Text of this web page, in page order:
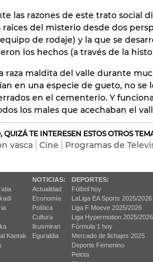
las razones de este trato social
raíces del misterio desde dos
de rodaje) y la que se
los hechos (a través de la
raza maldita del valle durante
en una especie de gueto, no se
en el cementerio. Y
los males que acechaban el
QUIZÁ TE INTERESEN ESTOS OTROS
vasca Cine Programas de
Kantak
NOTICIAS:
Actualidad
Economía
Política
Cultura
Ikusmiran
Eguraldia
DEPORTES:
Fútbol hoy
LaLiga EA Sports 2025/2026
Liga F Moeve 2025/2026
Liga Hypermotion 2025/2026
Fórmula 1 hoy
Mercado de fichajes 2025
Deporte Femenino
Pelota